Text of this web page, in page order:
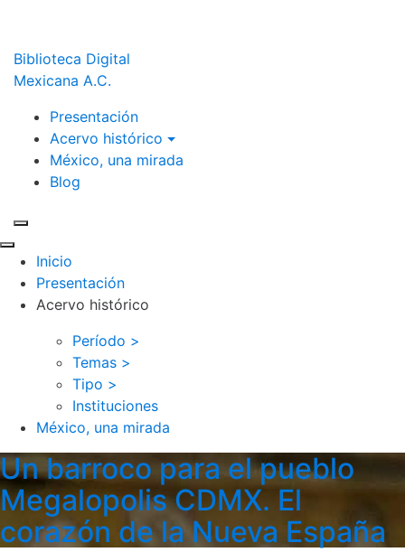
Biblioteca Digital
Mexicana A.C.
Presentación
Acervo histórico
México, una mirada
Blog
Inicio
Presentación
Acervo histórico
Período >
Temas >
Tipo >
Instituciones
México, una mirada
Un barroco para el pueblo
Megalopolis CDMX. El
corazón de la Nueva España